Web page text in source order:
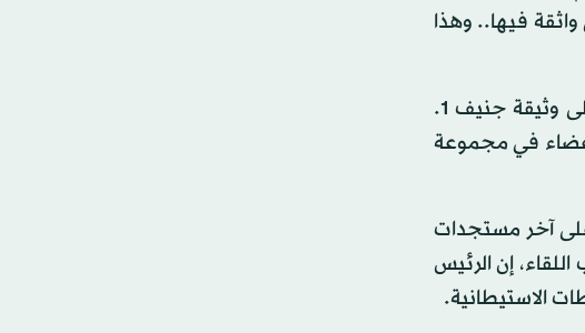
فيها.. وهذا
وأضاف: «إننا متفقون مع الأمين العام على أن الدعم والزخم الموجود حاليا في موضوع جنيف، والمستندة إلى وثيقة جنيف 1.
أعضاء في مجموعة
آخر مستجدات
إن الرئيس
الاستيطانية.